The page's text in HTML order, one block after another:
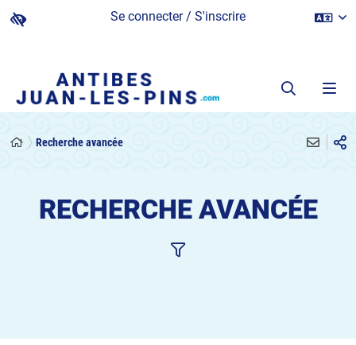
Se connecter / S'inscrire
Recherche avancée
RECHERCHE AVANCÉE